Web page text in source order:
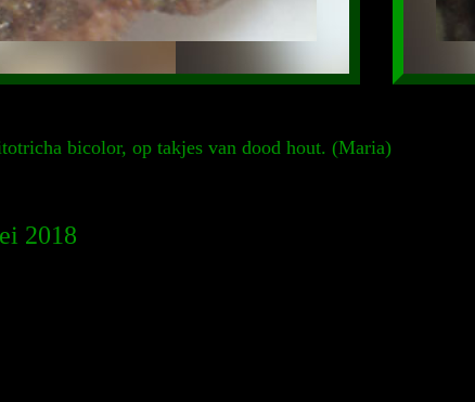
bicolor, op takjes van dood hout. (Maria)
2018